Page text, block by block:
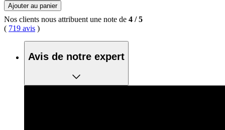
Ajouter au panier
Nos clients nous attribuent une note de 4 /5
( 719 avis )
Avis de notre expert